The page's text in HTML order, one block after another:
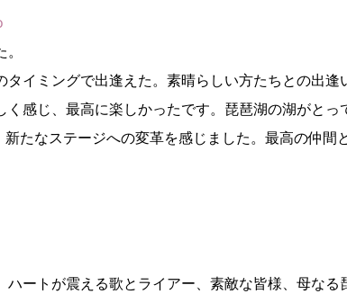
イミングで出逢えた。素晴らしい方たちとの出逢
感じ、最高に楽しかったです。琵琶湖の湖がとっ
たなステージへの変革を感じました。最高の仲間
ートが震える歌とライアー、素敵な皆様、母なる